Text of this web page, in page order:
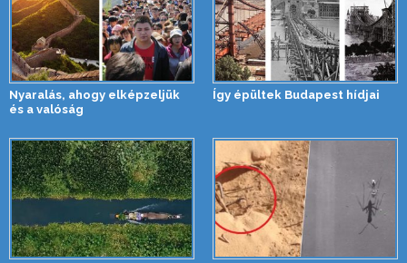
Nyaralás, ahogy elképzeljük
és a valóság
Így épültek Budapest hídjai